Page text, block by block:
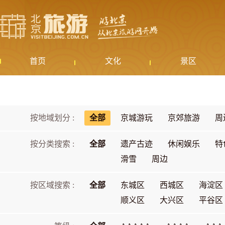
首页 文化 景区
按地域划分 : 全部 京城游玩 京郊旅游 周
按分类搜索 : 全部 遗产古迹 休闲娱乐
特
滑雪
周边
按区域搜索 : 全部 东城区 西城区
海淀区
顺义区
大兴区 平谷区